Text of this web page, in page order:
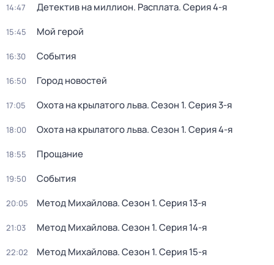
14:47 Детектив на миллион. Расплата. Серия 4-я
15:45 Мой герой
16:30 События
16:50 Город новостей
17:05 Охота на крылатого льва. Сезон 1. Серия 3-я
18:00 Охота на крылатого льва. Сезон 1. Серия 4-я
18:55 Прощание
19:50 События
20:05 Метод Михайлова. Сезон 1. Серия 13-я
21:03 Метод Михайлова. Сезон 1. Серия 14-я
22:02 Метод Михайлова. Сезон 1. Серия 15-я